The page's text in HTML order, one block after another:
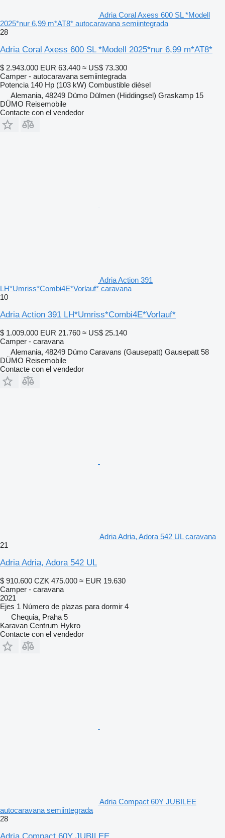
Adria Coral Axess 600 SL *Modell
2025*nur 6,99 m*AT8* autocaravana semiintegrada
28
Adria Coral Axess 600 SL *Modell 2025*nur 6,99 m*AT8*
$ 2.943.000 EUR 63.440 ≈ US$ 73.300
Camper - autocaravana semiintegrada
Potencia 140 Hp (103 kW) Combustible diésel
Alemania, 48249 Dümo Dülmen (Hiddingsel) Graskamp 15
DÜMO Reisemobile
Contacte con el vendedor
Adria Action 391
LH*Umriss*Combi4E*Vorlauf* caravana
10
Adria Action 391 LH*Umriss*Combi4E*Vorlauf*
$ 1.009.000 EUR 21.760 ≈ US$ 25.140
Camper - caravana
Alemania, 48249 Dümo Caravans (Gausepatt) Gausepatt 58
DÜMO Reisemobile
Contacte con el vendedor
Adria Adria, Adora 542 UL caravana
21
Adria Adria, Adora 542 UL
$ 910.600 CZK 475.000 ≈ EUR 19.630
Camper - caravana
2021
Ejes 1 Número de plazas para dormir 4
Chequia, Praha 5
Karavan Centrum Hykro
Contacte con el vendedor
Adria Compact 60Y JUBILEE
autocaravana semiintegrada
28
Adria Compact 60Y JUBILEE